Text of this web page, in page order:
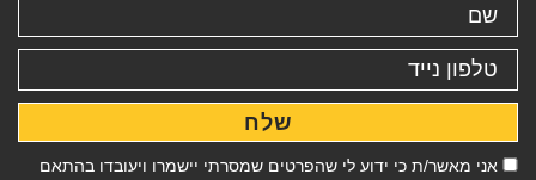
אני מאשר/ת כי ידוע לי שהפרטים שמסרתי יישמרו ויעובדו בהתאם
שלח